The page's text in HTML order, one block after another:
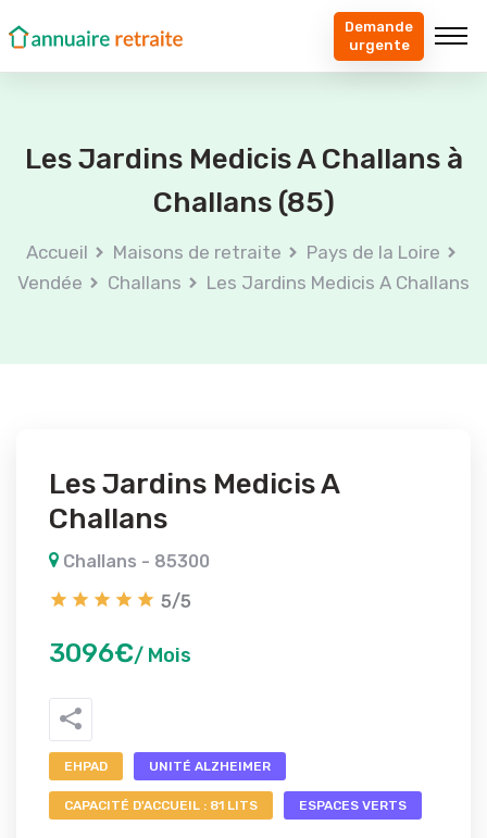
Demande
urgente
Les Jardins Medicis A Challans à
Challans (85)
Accueil Maisons de retraite
Pays de la Loire
Vendée
Challans Les Jardins Medicis A Challans
Les Jardins Medicis A
Challans
Challans - 85300
5/5
3096€/ Mois
EHPAD UNITÉ ALZHEIMER
CAPACITÉ D'ACCUEIL : 81 LITS ESPACES VERTS